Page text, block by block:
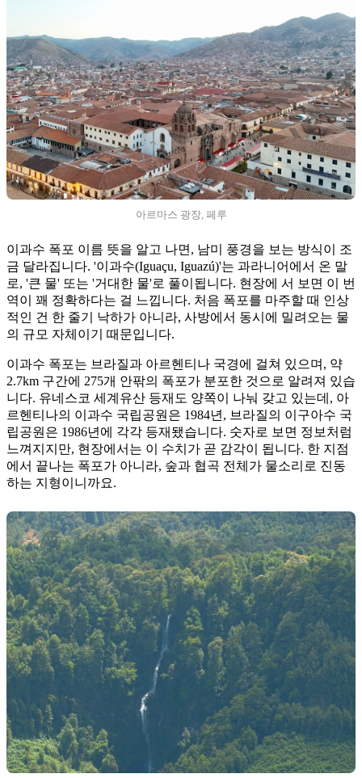
아르마스 광장, 페루
이과수 폭포 이름 뜻을 알고 나면, 남미 풍경을 보는 방식이 조
금 달라집니다. '이과수(Iguaçu, Iguazú)'는 과라니어에서 온 말
로, '큰 물' 또는 '거대한 물'로 풀이됩니다. 현장에 서 보면 이 번
역이 꽤 정확하다는 걸 느낍니다. 처음 폭포를 마주할 때 인상
적인 건 한 줄기 낙하가 아니라, 사방에서 동시에 밀려오는 물
의 규모 자체이기 때문입니다.
이과수 폭포는 브라질과 아르헨티나 국경에 걸쳐 있으며, 약
2.7km 구간에 275개 안팎의 폭포가 분포한 것으로 알려져 있습
니다. 유네스코 세계유산 등재도 양쪽이 나눠 갖고 있는데, 아
르헨티나의 이과수 국립공원은 1984년, 브라질의 이구아수 국
립공원은 1986년에 각각 등재됐습니다. 숫자로 보면 정보처럼
느껴지지만, 현장에서는 이 수치가 곧 감각이 됩니다. 한 지점
에서 끝나는 폭포가 아니라, 숲과 협곡 전체가 물소리로 진동
하는 지형이니까요.